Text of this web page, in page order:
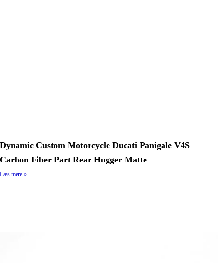
Dynamic Custom Motorcycle Ducati Panigale V4S
Carbon Fiber Part Rear Hugger Matte
Læs mere »